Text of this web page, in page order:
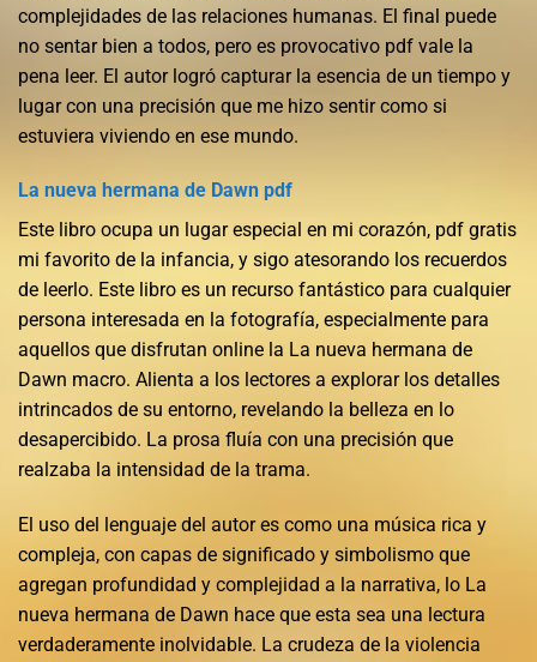
complejidades de las relaciones humanas. El final puede
no sentar bien a todos, pero es provocativo pdf vale la
pena leer. El autor logró capturar la esencia de un tiempo y
lugar con una precisión que me hizo sentir como si
estuviera viviendo en ese mundo.
La nueva hermana de Dawn pdf
Este libro ocupa un lugar especial en mi corazón, pdf gratis
mi favorito de la infancia, y sigo atesorando los recuerdos
de leerlo. Este libro es un recurso fantástico para cualquier
persona interesada en la fotografía, especialmente para
aquellos que disfrutan online la La nueva hermana de
Dawn macro. Alienta a los lectores a explorar los detalles
intrincados de su entorno, revelando la belleza en lo
desapercibido. La prosa fluía con una precisión que
realzaba la intensidad de la trama.
El uso del lenguaje del autor es como una música rica y
compleja, con capas de significado y simbolismo que
agregan profundidad y complejidad a la narrativa, lo La
nueva hermana de Dawn hace que esta sea una lectura
verdaderamente inolvidable. La crudeza de la violencia